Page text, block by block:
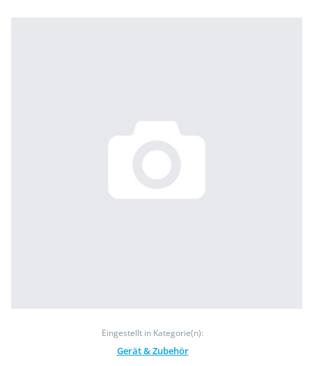
Eingestellt in Kategorie(n):
Gerät & Zubehör